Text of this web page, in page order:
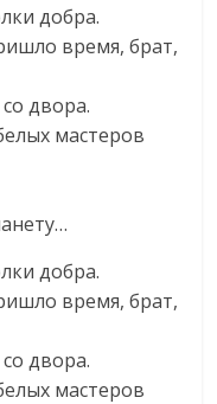
добра.
время, брат,
двора.
мастеров
добра.
время, брат,
двора.
мастеров